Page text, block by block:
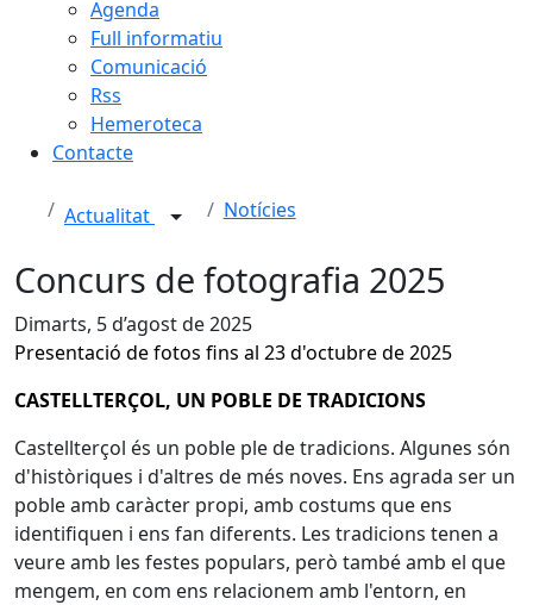
Agenda
Full informatiu
Comunicació
Rss
Hemeroteca
Contacte
Actualitat Notícies
Concurs de fotografia 2025
Dimarts, 5 d’agost de 2025
Presentació de fotos fins al 23 d'octubre de 2025
CASTELLTERÇOL, UN POBLE DE TRADICIONS
Castellterçol és un poble ple de tradicions. Algunes són
d'històriques i d'altres de més noves. Ens agrada ser un
poble amb caràcter propi, amb costums que ens
identifiquen i ens fan diferents. Les tradicions tenen a
veure amb les festes populars, però també amb el que
mengem, en com ens relacionem amb l'entorn, en